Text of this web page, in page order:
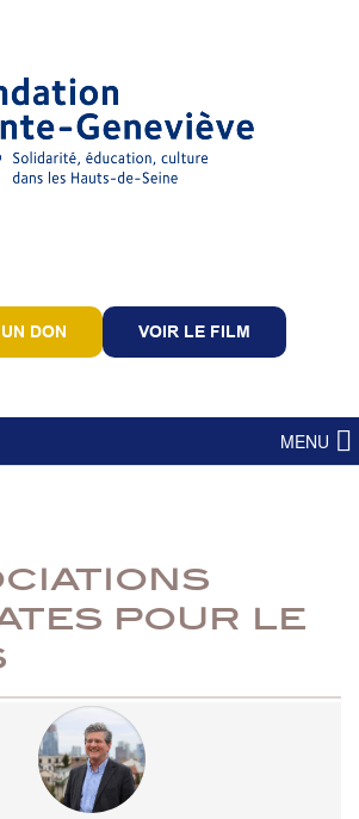
DON VOIR LE FILM
MENU
pour le